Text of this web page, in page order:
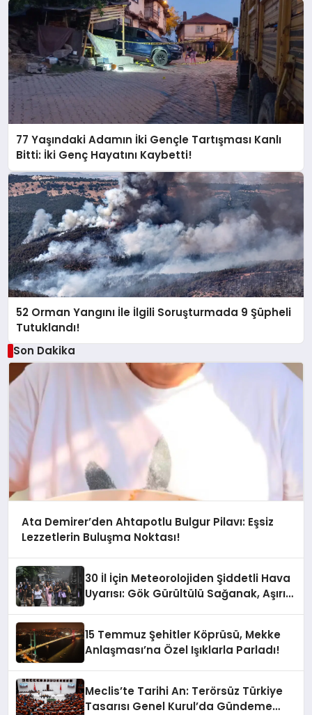
77 Yaşındaki Adamın İki Gençle Tartışması Kanlı
Bitti: İki Genç Hayatını Kaybetti!
52 Orman Yangını İle İlgili Soruşturmada 9 Şüpheli
Tutuklandı!
Son Dakika
Ata Demirer’den Ahtapotlu Bulgur Pilavı: Eşsiz
Lezzetlerin Buluşma Noktası!
30 İl İçin Meteorolojiden Şiddetli Hava
Uyarısı: Gök Gürültülü Sağanak, Aşırı
15 Temmuz Şehitler Köprüsü, Mekke
Anlaşması’na Özel Işıklarla Parladı!
Meclis’te Tarihi An: Terörsüz Türkiye
Tasarısı Genel Kurul’da Gündeme